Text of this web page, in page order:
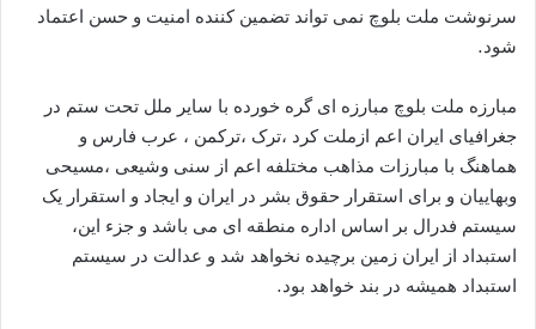
سرنوشت ملت بلوچ نمی تواند تضمین کننده امنیت و حسن اعتماد
شود.
مبارزه ملت بلوچ مبارزه ای گره خورده با سایر ملل تحت ستم در
جغرافیای ایران اعم ازملت کرد ،ترک ،ترکمن ، عرب فارس و
هماهنگ با مبارزات مذاهب مختلفه اعم از سنی وشیعی ،مسیحی
وبهاییان و برای استقرار حقوق بشر در ایران و ایجاد و استقرار یک
سیستم فدرال بر اساس اداره منطقه ای می باشد و جزء این،
استبداد از ایران زمین برچیده نخواهد شد و عدالت در سیستم
استبداد همیشه در بند خواهد بود.